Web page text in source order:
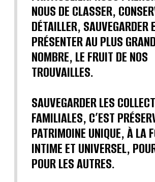
NOUS DE CLASSER,
DÉTAILLER, SAUVEGARDER
PRÉSENTER AU PLUS GRAND
NOMBRE, LE FRUIT DE NOS
TROUVAILLES.
SAUVEGARDER LES
FAMILIALES, C’EST
PATRIMOINE UNIQUE, À LA
INTIME ET UNIVERSEL,
POUR LES AUTRES.